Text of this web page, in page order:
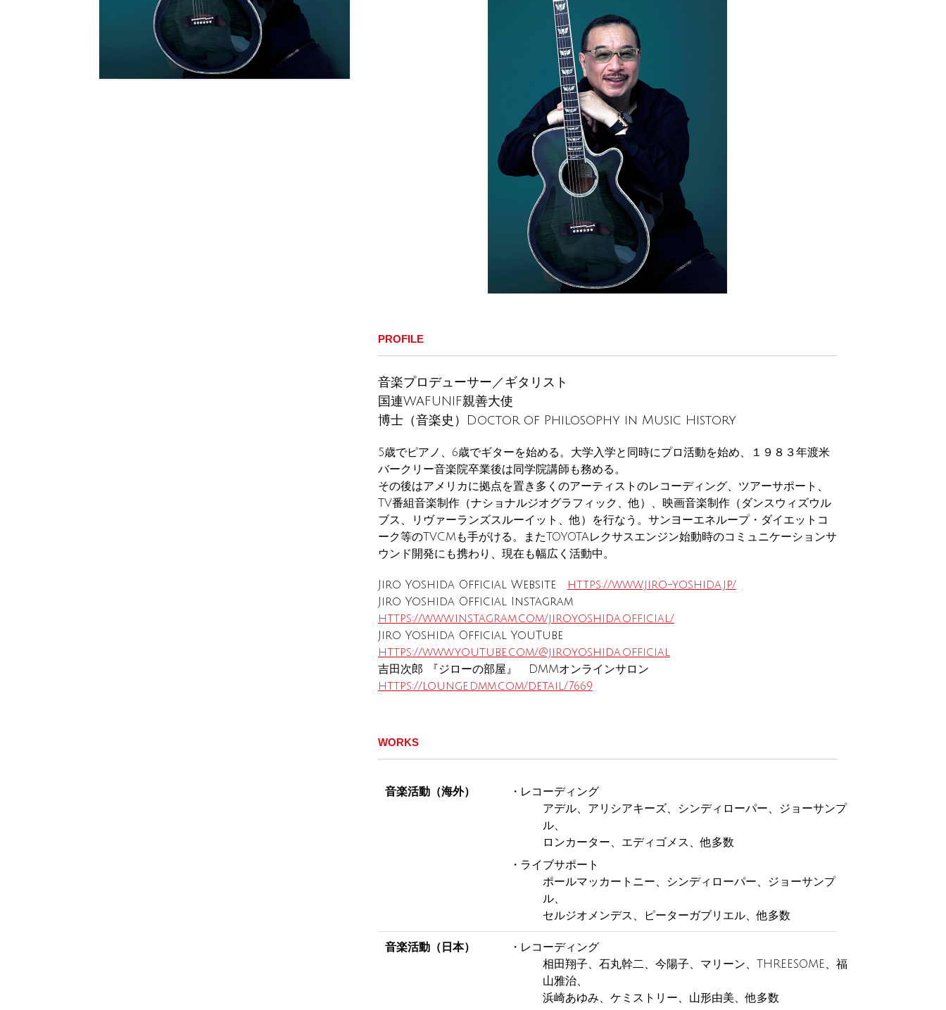
PROFILE
音楽プロデューサー／ギタリスト
国連WAFUNIF親善大使
博士（音楽史）Doctor of Philosophy in Music History
5歳でピアノ、6歳でギターを始める。大学入学と同時にプロ活動を始め、１９８３年渡米
バークリー音楽院卒業後は同学院講師も務める。
その後はアメリカに拠点を置き多くのアーティストのレコーディング、ツアーサポート、
TV番組音楽制作（ナショナルジオグラフィック、他）、映画音楽制作（ダンスウィズウル
ブス、リヴァーランズスルーイット、他）を行なう。サンヨーエネループ・ダイエットコ
ーク等のTVCMも手がける。またTOYOTAレクサスエンジン始動時のコミュニケーションサ
ウンド開発にも携わり、現在も幅広く活動中。
Jiro Yoshida Official Website
https://www.jiro-yoshida.jp/
Jiro Yoshida Official Instagram
https://www.instagram.com/jiroyoshida.official/
Jiro Yoshida Official YouTube
https://www.youtube.com/@jiroyoshida.official
吉田次郎 『ジローの部屋』 DMMオンラインサロン
https://lounge.dmm.com/detail/7669
WORKS
音楽活動（海外）
レコーディング
アデル、アリシアキーズ、シンディローパー、ジョーサンプ
ル、
ロンカーター、エディゴメス、他多数
ライブサポート
ポールマッカートニー、シンディローパー、ジョーサンプ
ル、
セルジオメンデス、ピーターガブリエル、他多数
音楽活動（日本）
レコーディング
相田翔子、石丸幹二、今陽子、マリーン、THREESOME、福
山雅治、
浜崎あゆみ、ケミストリー、山形由美、他多数